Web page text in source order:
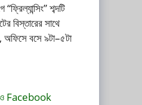
শব্দটি
বিস্তারের সাথে
অফিসে বসে ৯টা–৫টা
ও Facebook